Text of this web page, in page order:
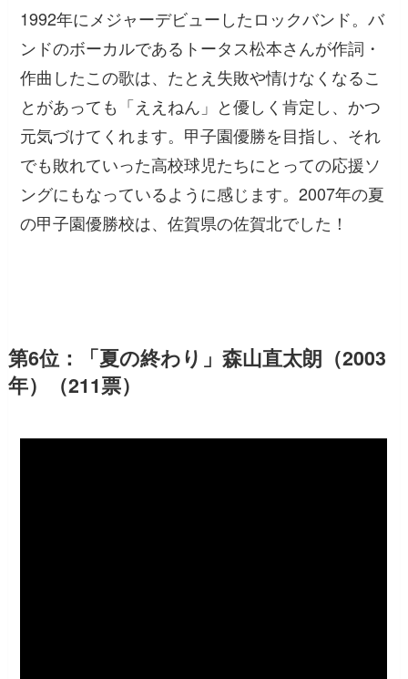
1992年にメジャーデビューしたロックバンド。バ
ンドのボーカルであるトータス松本さんが作詞・
作曲したこの歌は、たとえ失敗や情けなくなるこ
とがあっても「ええねん」と優しく肯定し、かつ
元気づけてくれます。甲子園優勝を目指し、それ
でも敗れていった高校球児たちにとっての応援ソ
ングにもなっているように感じます。2007年の夏
の甲子園優勝校は、佐賀県の佐賀北でした！
第6位：「夏の終わり」森山直太朗（2003
年）（211票）